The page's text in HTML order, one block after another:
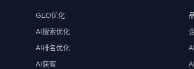
GEO优化
AI搜索优化
AI排名优化
AI获客